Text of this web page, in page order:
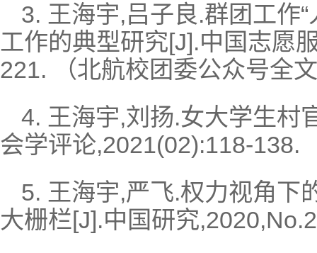
3. 王海宇,吕子良.群团工
工作的典型研究[J].中国志愿
221. （北航校团委公众号全
4. 王海宇,刘扬.女大学生村
会学评论,2021(02):118-138.
5. 王海宇,严飞.权力视角下
大栅栏[J].中国研究